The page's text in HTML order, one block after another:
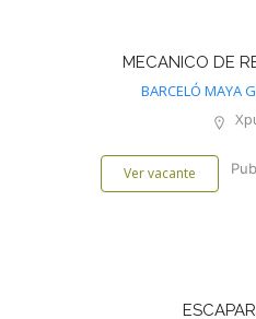
MECANICO DE
BARCELÓ MAYA
Ver vacante